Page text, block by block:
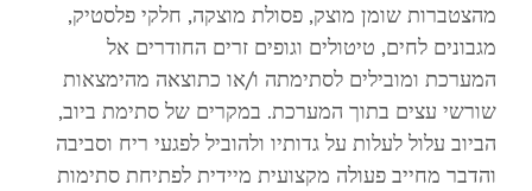
מהצטברות שומן מוצק, פסולת מוצקה, חלקי פלסטיק,
מגבונים לחים, טיטולים וגופים זרים החודרים אל
המערכת ומובילים לסתימתה ו/או כתוצאה מהימצאות
שורשי עצים בתוך המערכת. במקרים של סתימת ביוב,
הביוב עלול לעלות על גדותיו ולהוביל לפגעי ריח וסביבה
והדבר מחייב פעולה מקצועית מיידית לפתיחת סתימות